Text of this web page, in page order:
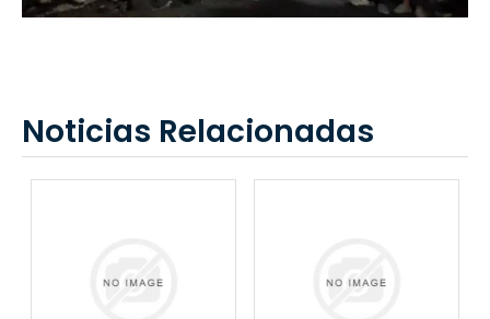
Noticias Relacionadas